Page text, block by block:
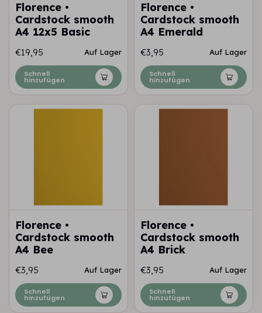
Florence •
Cardstock smooth
A4 12x5 Basic
€19,95 Auf Lager
Schnell
hinzufügen
Florence •
Cardstock smooth
A4 Emerald
€3,95 Auf Lager
Schnell
hinzufügen
Florence •
Cardstock smooth
A4 Bee
€3,95 Auf Lager
Schnell
hinzufügen
Florence •
Cardstock smooth
A4 Brick
€3,95 Auf Lager
Schnell
hinzufügen